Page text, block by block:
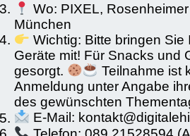
Wo: PIXEL,
München
Wichtig: Bitte bringen Sie
Geräte mit! Für Snacks und
gesorgt.
Teilnahme ist
Anmeldung unter Angabe
des gewünschten
E-Mail: